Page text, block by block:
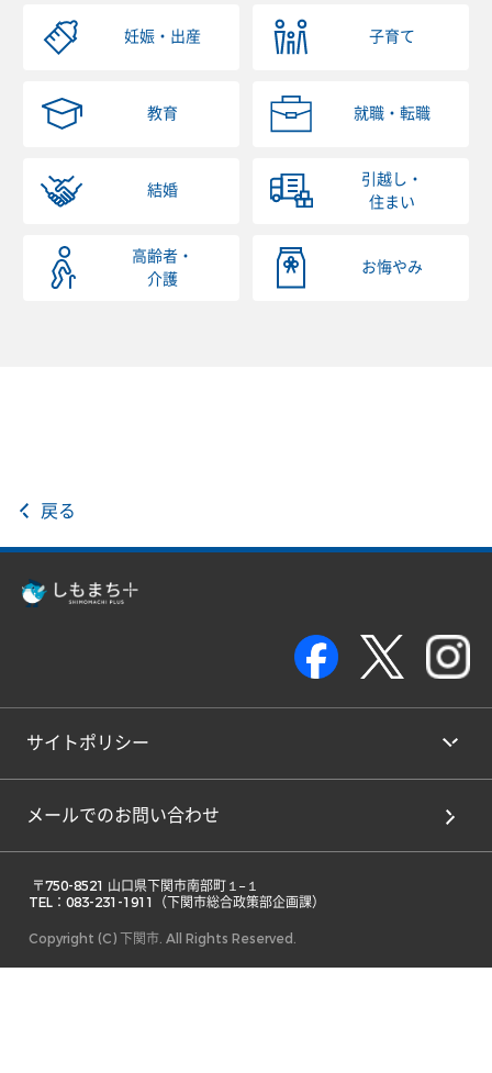
妊娠・出産 子育て
教育 就職・転職
結婚
引越し・
住まい
高齢者・
介護
お悔やみ
戻る
サイトポリシー
メールでのお問い合わせ
TEL：083-231-1911（下関市総合政策部企画課）
Copyright (C) 下関市. All Rights Reserved.